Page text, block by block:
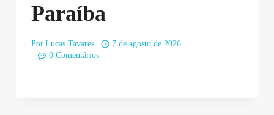
Paraíba
Por Lucas Tavares
7 de agosto de 2026
0 Comentários